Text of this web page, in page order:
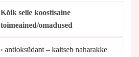
Kõik selle koostisaine
toimeained/omadused
› antioksüdant – kaitseb naharakke